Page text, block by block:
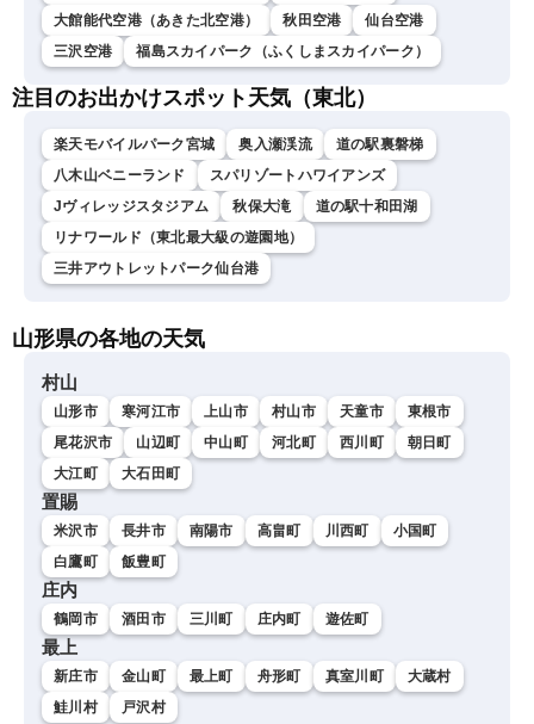
大館能代空港（あきた北空港）
秋田空港
仙台空港
三沢空港
福島スカイパーク（ふくしまスカイパーク）
注目のお出かけスポット天気（東北）
楽天モバイルパーク宮城 奥入瀬渓流
道の駅裏磐梯
八木山ベニーランド
スパリゾートハワイアンズ
Jヴィレッジスタジアム
秋保大滝
道の駅十和田湖
リナワールド（東北最大級の遊園地）
三井アウトレットパーク仙台港
山形県の各地の天気
村山
山形市 寒河江市 上山市 村山市 天童市
東根市
尾花沢市
山辺町 中山町 河北町 西川町
朝日町
大江町
大石田町
置賜
米沢市 長井市 南陽市 高畠町 川西町
小国町
白鷹町
飯豊町
庄内
鶴岡市 酒田市 三川町 庄内町 遊佐町
最上
新庄市 金山町 最上町 舟形町 真室川町
大蔵村
鮭川村
戸沢村